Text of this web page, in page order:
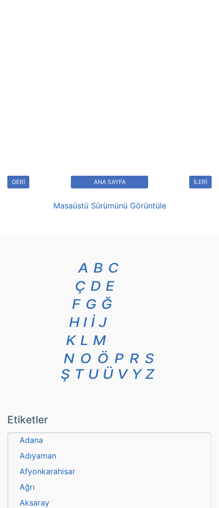
GERİ İLERİ
ANA SAYFA
Masaüstü Sürümünü Görüntüle
A B C
Ç D E
F G Ğ
H I İ J
K L M
N O Ö P R S
Ş T U Ü V Y Z
Etiketler
Adana
Adıyaman
Afyonkarahisar
Ağrı
Aksaray